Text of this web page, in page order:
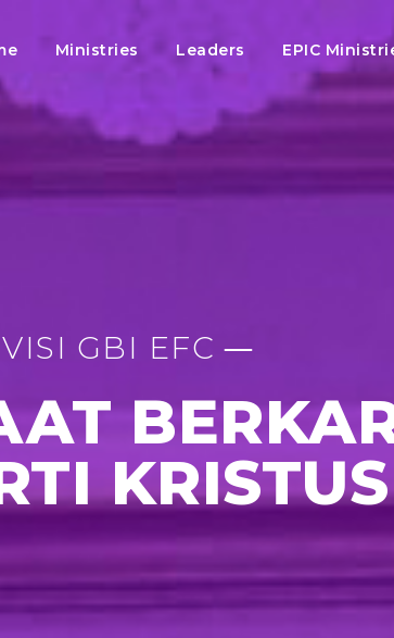
Ministries Leaders EPIC
GBI EFC
KRISTUS